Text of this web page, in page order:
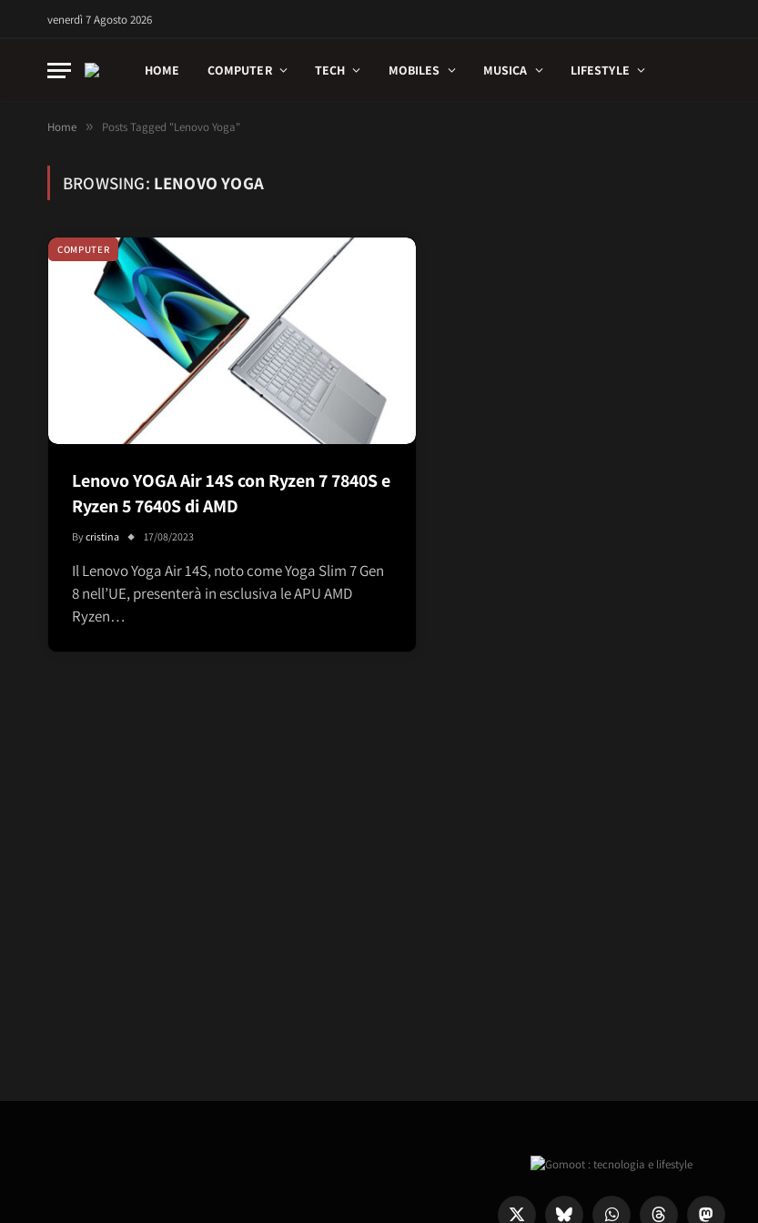
venerdì 7 Agosto 2026
HOME COMPUTER TECH MOBILES MUSICA LIFESTYLE
Home » Posts Tagged "Lenovo Yoga"
BROWSING: LENOVO YOGA
COMPUTER
Lenovo YOGA Air 14S con Ryzen 7 7840S e
Ryzen 5 7640S di AMD
Bycristina 17/08/2023
Il Lenovo Yoga Air 14S, noto come Yoga Slim 7 Gen
8 nell’UE, presenterà in esclusiva le APU AMD
Ryzen…